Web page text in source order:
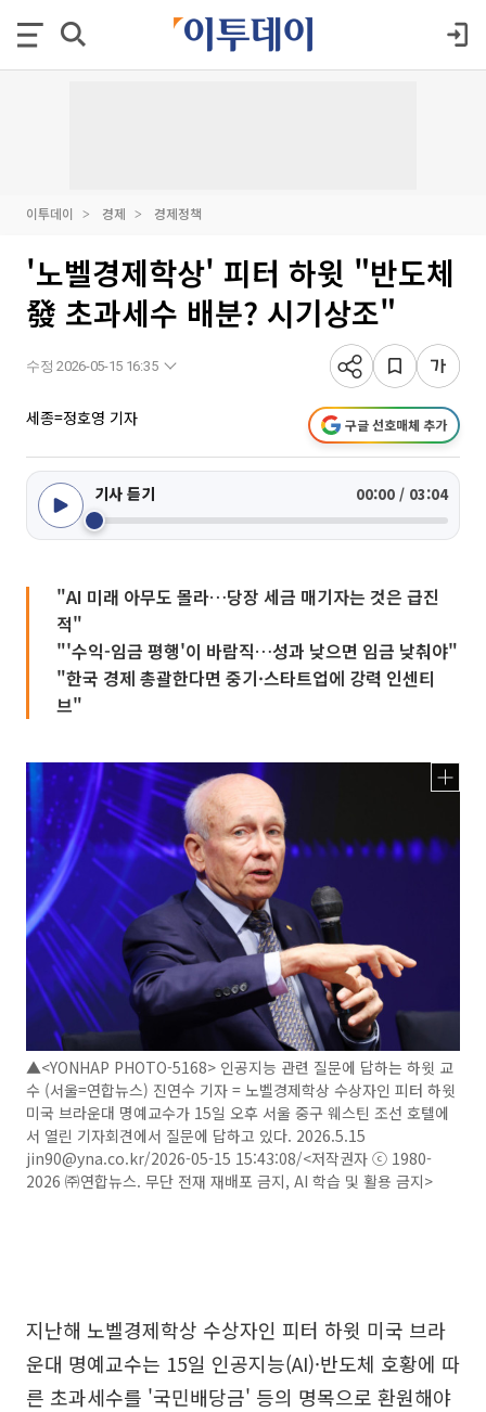
이투데이 경제 경제정책
'노벨경제학상' 피터 하윗 "반도체
發 초과세수 배분? 시기상조"
수정 2026-05-15 16:35
세종=정호영 기자 구글 선호매체 추가
기사 듣기 00:00 / 03:04
"AI 미래 아무도 몰라…당장 세금 매기자는 것은 급진
적"
"'수익-임금 평행'이 바람직…성과 낮으면 임금 낮춰야"
"한국 경제 총괄한다면 중기·스타트업에 강력 인센티
브"
▲<YONHAP PHOTO-5168> 인공지능 관련 질문에 답하는 하윗 교
수 (서울=연합뉴스) 진연수 기자 = 노벨경제학상 수상자인 피터 하윗
미국 브라운대 명예교수가 15일 오후 서울 중구 웨스틴 조선 호텔에
서 열린 기자회견에서 질문에 답하고 있다. 2026.5.15
jin90@yna.co.kr/2026-05-15 15:43:08/<저작권자 ⓒ 1980-
2026 ㈜연합뉴스. 무단 전재 재배포 금지, AI 학습 및 활용 금지>
지난해 노벨경제학상 수상자인 피터 하윗 미국 브라
운대 명예교수는 15일 인공지능(AI)·반도체 호황에 따
른 초과세수를 '국민배당금' 등의 명목으로 환원해야